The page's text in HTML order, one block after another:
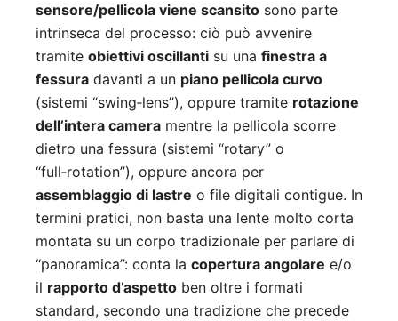
sensore/pellicola viene scansito sono parte
intrinseca del processo: ciò può avvenire
tramite obiettivi oscillanti su una finestra a
fessura davanti a un piano pellicola curvo
(sistemi “swing‑lens”), oppure tramite rotazione
dell’intera camera mentre la pellicola scorre
dietro una fessura (sistemi “rotary” o
“full‑rotation”), oppure ancora per
assemblaggio di lastre o file digitali contigue. In
termini pratici, non basta una lente molto corta
montata su un corpo tradizionale per parlare di
“panoramica”: conta la copertura angolare e/o
il rapporto d’aspetto ben oltre i formati
standard, secondo una tradizione che precede